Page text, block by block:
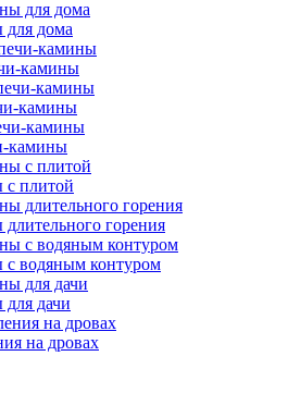
дома
камины
камины
камины
плитой
горения
водяным контуром
дачи
на дровах